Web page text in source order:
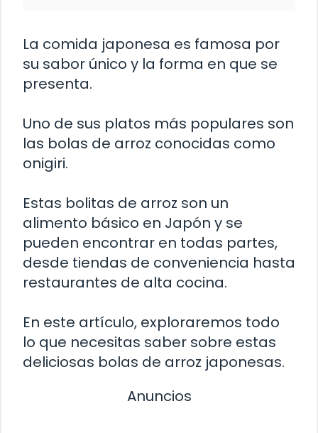
La comida japonesa es famosa por
su sabor único y la forma en que se
presenta.
Uno de sus platos más populares son
las bolas de arroz conocidas como
onigiri.
Estas bolitas de arroz son un
alimento básico en Japón y se
pueden encontrar en todas partes,
desde tiendas de conveniencia hasta
restaurantes de alta cocina.
En este artículo, exploraremos todo
lo que necesitas saber sobre estas
deliciosas bolas de arroz japonesas.
Anuncios